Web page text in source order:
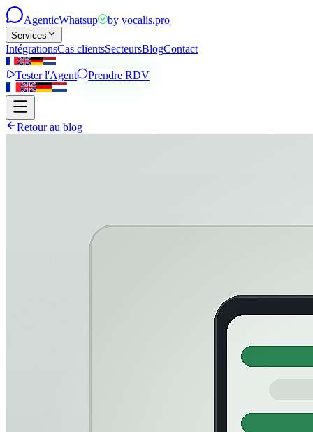
AgenticWhatsup by vocalis.pro
Services
IntégrationsCas clientsSecteursBlogContact
Tester l'Agent Prendre RDV
Retour au blog